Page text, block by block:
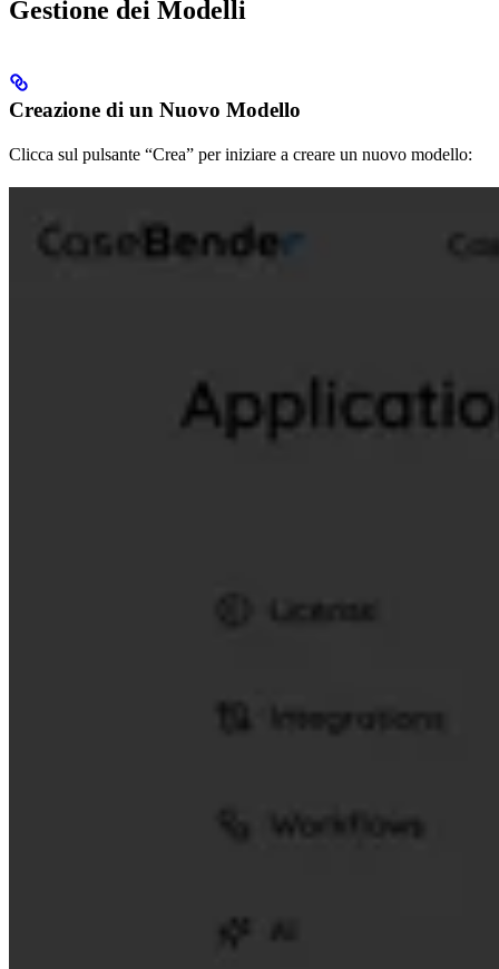
Gestione dei Modelli
Creazione di un Nuovo Modello
Clicca sul pulsante “Crea” per iniziare a creare un nuovo modello: